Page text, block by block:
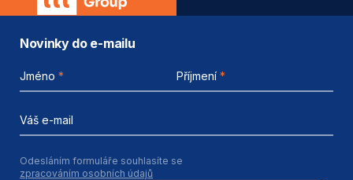
Novinky do e-mailu
Jméno * Příjmení *
Váš e-mail
Odesláním formuláře souhlasíte se
zpracováním osobních údajů